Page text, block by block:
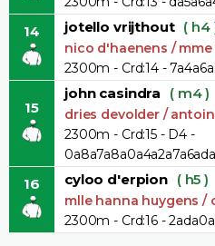
14 jotello vrijthout ( h4
nico d'haenens /
2300m - Crd:14 -
15
john casindra ( m4 )
dries devolder /
2300m - Crd:15 - D4 -
0a8a7a8a0a4a2a7a6ada
16 cyloo d'erpion ( h5 )
mlle hanna huygens
2300m - Crd:16 -